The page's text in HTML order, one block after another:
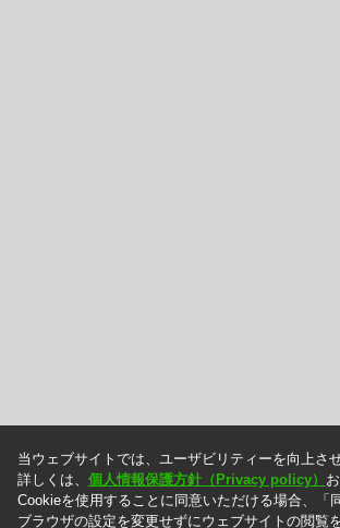
当ウェブサイトでは、ユーザビリティーを向上さ
詳しくは、 個人情報保護方針（Privacy policy）
Cookieを使用することに同意いただける場合、「
ブラウザの設定を変更せずにウェブサイトの閲覧